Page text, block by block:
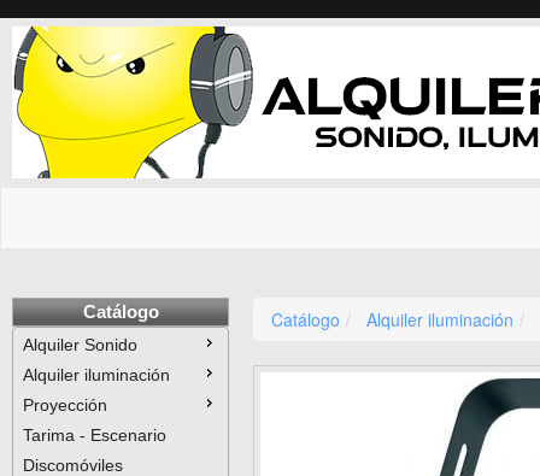
Catálogo
Alquiler Sonido
Alquiler iluminación
Proyección
Tarima - Escenario
Discomóviles
Catálogo Alquiler iluminación